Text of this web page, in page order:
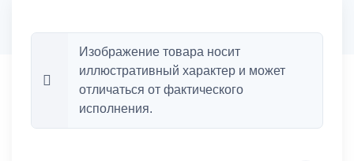
Изображение товара носит
иллюстративный характер и может
отличаться от фактического
исполнения.